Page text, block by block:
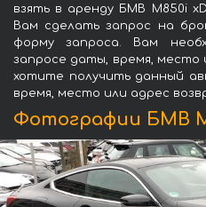
взять в аренду БМВ M850i
Вам сделать запрос на
форму запроса. Вам
запросе даты, время, место
хотите получить данный
время, место или адрес
Фотографии БМВ